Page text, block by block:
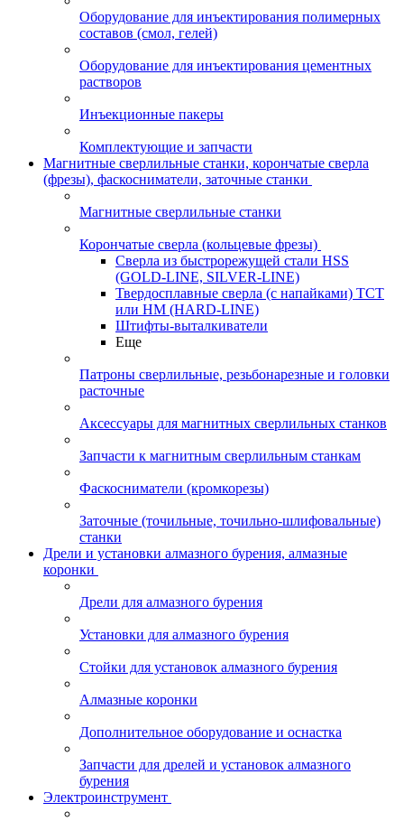
Оборудование для инъектирования полимерных
составов (смол, гелей)
Оборудование для инъектирования цементных
растворов
Инъекционные пакеры
Комплектующие и запчасти
Магнитные сверлильные станки, корончатые сверла
(фрезы), фаскосниматели, заточные станки
Магнитные сверлильные станки
Корончатые сверла (кольцевые фрезы)
Сверла из быстрорежущей стали HSS
(GOLD-LINE, SILVER-LINE)
Твердосплавные сверла (с напайками) ТСТ
или HM (HARD-LINE)
Штифты-выталкиватели
Еще
Патроны сверлильные, резьбонарезные и головки
расточные
Аксессуары для магнитных сверлильных станков
Запчасти к магнитным сверлильным станкам
Фаскосниматели (кромкорезы)
Заточные (точильные, точильно-шлифовальные)
станки
Дрели и установки алмазного бурения, алмазные
коронки
Дрели для алмазного бурения
Установки для алмазного бурения
Стойки для установок алмазного бурения
Алмазные коронки
Дополнительное оборудование и оснастка
Запчасти для дрелей и установок алмазного
бурения
Электроинструмент